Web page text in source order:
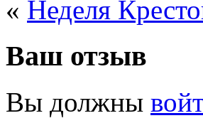
« Неделя
Ваш отзыв
Вы должны